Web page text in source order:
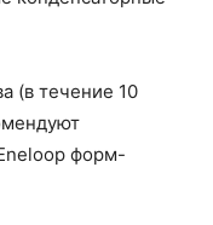
(в течение 10
форм-